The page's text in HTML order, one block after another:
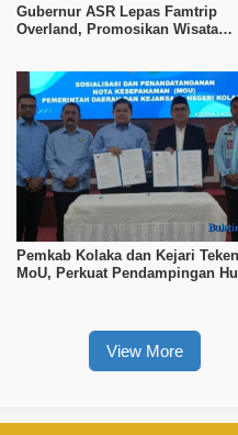
Gubernur ASR Lepas Famtrip
Overland, Promosikan Wisata
Pemkab Kolaka dan Kejari Teken
MoU, Perkuat Pendampingan
View More